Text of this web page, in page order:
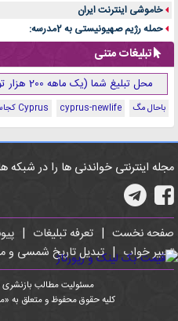
خاموشی اینترنت ایران
حمله رژیم صهیونیستی به 2مدرسه:
تبلیغات متنی
محل تبلیغ شما (یک ماهه 200 هزار تومان - جهت هماهنگی کلیک کنید )
باحال مگ cyprus-newlife Cyprus کجاست
مجله اینترنتی خواندنی ها را در شبکه
صفحه نخست | تعرفه تبلیغات |
تعبیر خواب | تبدیل تاریخ شمسی و
مسئولیت مطالب
کلیه حقوق محفوظ و متعلق به